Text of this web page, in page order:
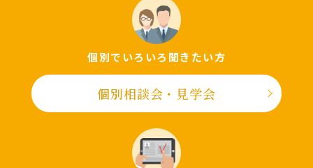
個別でいろいろ聞きたい⽅
個別相談会・⾒学会